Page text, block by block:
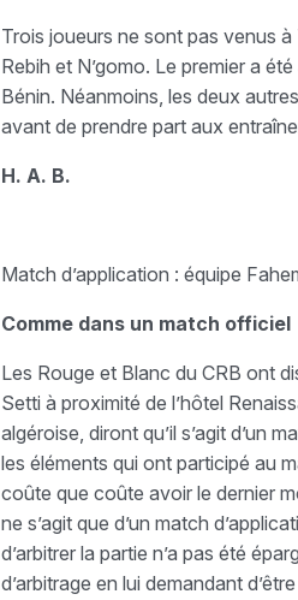
Trois joueurs ne sont pas venus
Rebih et N’gomo. Le premier a
Bénin. Néanmoins, les deux
avant de prendre part aux
H. A. B.
Match d’application : équipe
Comme dans un match officiel
Les Rouge et Blanc du CRB ont
Setti à proximité de l’hôtel
algéroise, diront qu’il s’agit d’un
les éléments qui ont participé au
coûte que coûte avoir le dernier
ne s’agit que d’un match
d’arbitrer la partie n’a pas été
d’arbitrage en lui demandant